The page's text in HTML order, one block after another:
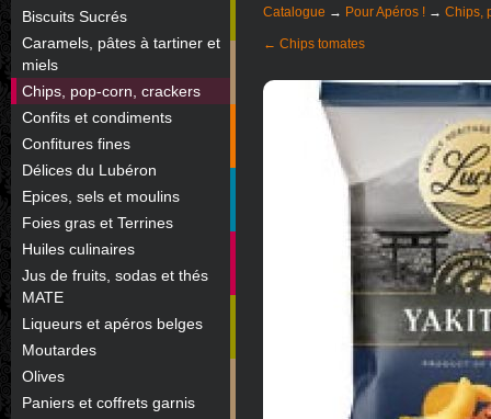
Biscuits Sucrés
Caramels, pâtes à tartiner et
miels
Chips, pop-corn, crackers
Confits et condiments
Confitures fines
Délices du Lubéron
Epices, sels et moulins
Foies gras et Terrines
Huiles culinaires
Jus de fruits, sodas et thés
MATE
Liqueurs et apéros belges
Moutardes
Olives
Paniers et coffrets garnis
Catalogue → Pour Apéros ! → Chips,
← Chips tomates